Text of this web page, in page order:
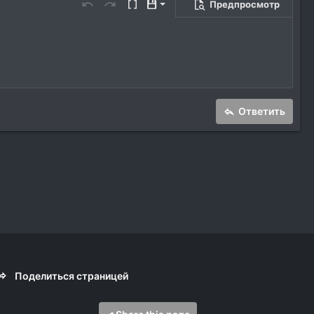
ОтменитьПовторить
Переключить режим работы
Черновики
Сохранить черновик
Предпросмотр
Ответить
Поделиться страницей